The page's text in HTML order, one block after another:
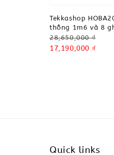
Tekkashop
thông 1m6 và 8
Regular
price
28,650,000 ₫
Sale
17,190,000 ₫
Quick links